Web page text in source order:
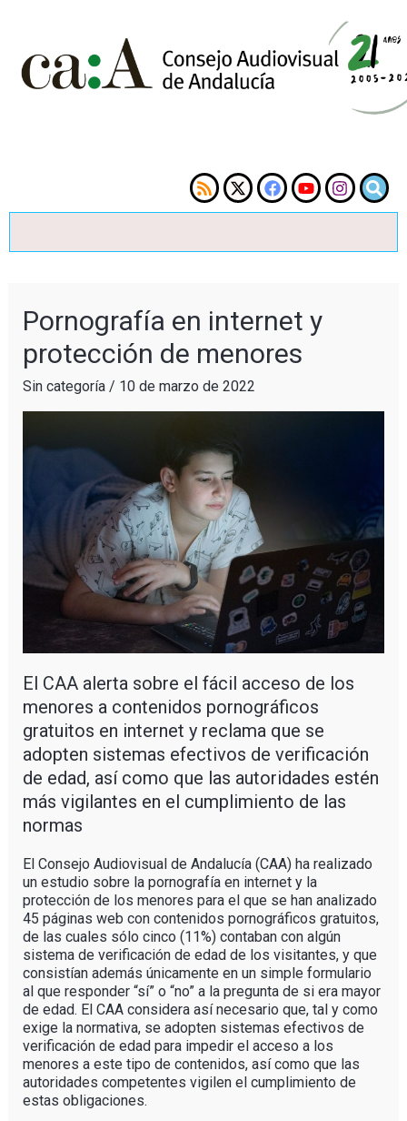
Pornografía en internet y
protección de menores
Sin categoría/ 10 de marzo de 2022
El CAA alerta sobre el fácil acceso de los
menores a contenidos pornográficos
gratuitos en internet y reclama que se
adopten sistemas efectivos de verificación
de edad, así como que las autoridades estén
más vigilantes en el cumplimiento de las
normas
El Consejo Audiovisual de Andalucía (CAA) ha realizado
un estudio sobre la pornografía en internet y la
protección de los menores para el que se han analizado
45 páginas web con contenidos pornográficos gratuitos,
de las cuales sólo cinco (11%) contaban con algún
sistema de verificación de edad de los visitantes, y que
consistían además únicamente en un simple formulario
al que responder “sí” o “no” a la pregunta de si era mayor
de edad. El CAA considera así necesario que, tal y como
exige la normativa, se adopten sistemas efectivos de
verificación de edad para impedir el acceso a los
menores a este tipo de contenidos, así como que las
autoridades competentes vigilen el cumplimiento de
estas obligaciones.